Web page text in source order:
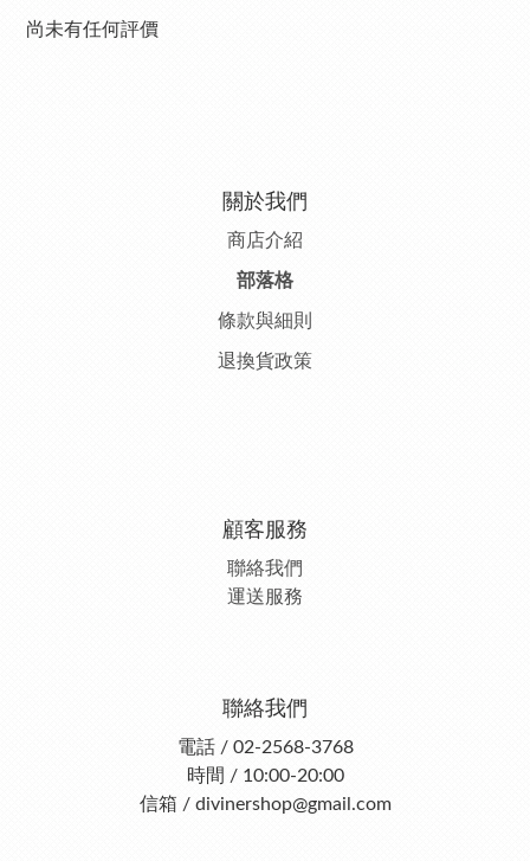
尚未有任何評價
關於我們
商店介紹
部落格
條款與細則
退換貨政策
顧客服務
聯絡我們
運送服務
聯絡我們
電話 / 02-2568-3768
時間 / 10:00-20:00
信箱 / divinershop@gmail.com